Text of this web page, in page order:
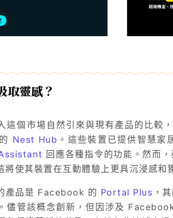
取靈感？
這個市場自然引來與現有產品的比較
Nest Hub 。這些裝置已提供智慧家
回應各種指令的功能。然而
將使其裝置在互動體驗上更具沉浸感和
產品是 Facebook 的 Portal Plus ，
儘管該概念創新，但因涉及